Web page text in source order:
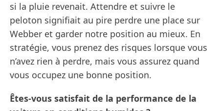
si la pluie revenait. Attendre et suivre le
peloton signifiait au pire perdre une place sur
Webber et garder notre position au mieux. En
stratégie, vous prenez des risques lorsque vous
n’avez rien à perdre, mais vous assurez quand
vous occupez une bonne position.
Êtes-vous satisfait de la performance de la